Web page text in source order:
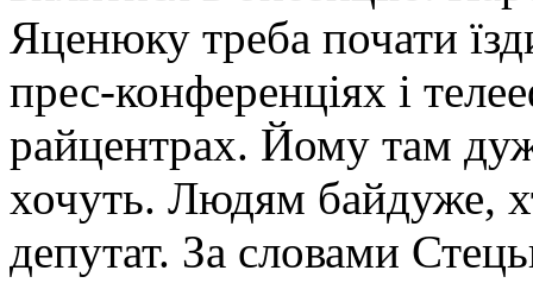
Яценюку треба почати
прес-конференціях і
райцентрах. Йому там
хочуть. Людям байдуже,
депутат. За словами